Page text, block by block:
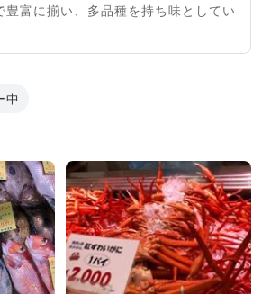
豊富に揃い、多品種を持ち味としてい
中